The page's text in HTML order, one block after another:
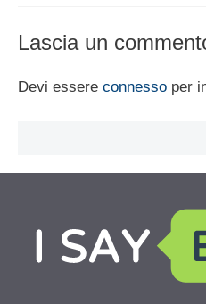
Lascia un
Devi essere connesso per